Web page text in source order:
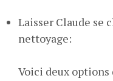
Laisser Claude se
nettoyage:
Voici deux options